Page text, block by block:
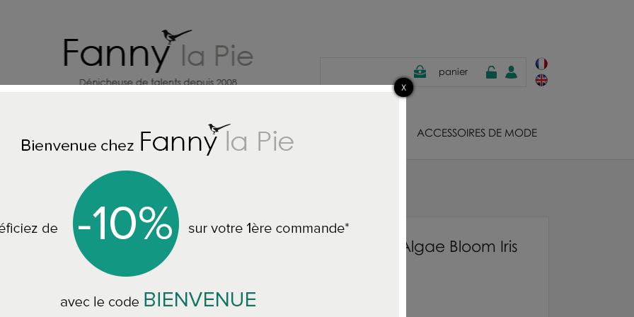
panier
CREATEURS DECO MAISON ACCESSOIRES DE MODE
Christian Lacroix Papier peint Algae Bloom Iris
Christian Lacroix Papier peint Algae Bloom Iris